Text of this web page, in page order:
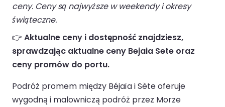
ceny. Ceny są najwyższe w weekendy i okresy
świąteczne.
👉 Aktualne ceny i dostępność znajdziesz,
sprawdzając aktualne ceny Bejaia Sete oraz
ceny promów do portu.
Podróż promem między Béjaïa i Sète oferuje
wygodną i malowniczą podróż przez Morze